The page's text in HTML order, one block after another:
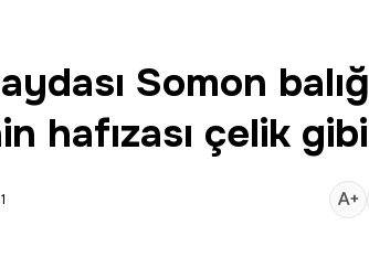
Somon
hafızası çelik